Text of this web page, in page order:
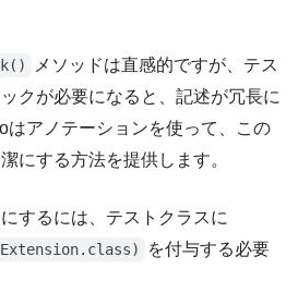
メソッドは直感的ですが、テス
クが必要になると、記述が冗長に
はアノテーションを使って、この
にする方法を提供します。
するには、テストクラスに
を付与する必要